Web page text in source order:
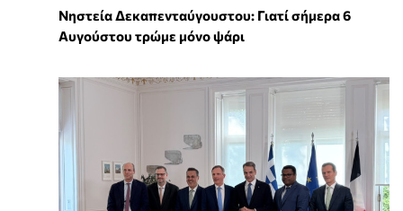
Νηστεία Δεκαπενταύγουστου: Γιατί σήμερα 6
Αυγούστου τρώμε μόνο ψάρι